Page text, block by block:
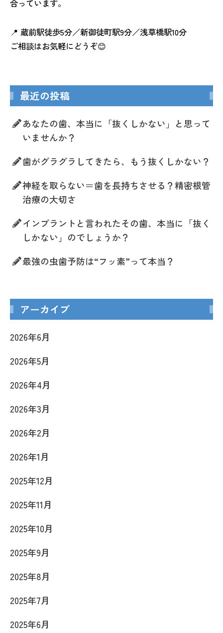
合っています。
📍 蔵前駅徒歩5分／新御徒町駅9分／浅草橋駅10分
ご相談はお気軽にどうぞ😊
最近の投稿
あなたの歯、本当に「抜くしかない」と思って
いませんか？
歯がグラグラしてきたら、もう抜くしかない？
神経を取らない＝歯を長持ちさせる？精密根管
治療の大切さ
インプラントと言われたその歯、本当に「抜く
しかない」のでしょうか？
最強の虫歯予防は“フッ素”って本当？
アーカイブ
2026年6月
2026年5月
2026年4月
2026年3月
2026年2月
2026年1月
2025年12月
2025年11月
2025年10月
2025年9月
2025年8月
2025年7月
2025年6月